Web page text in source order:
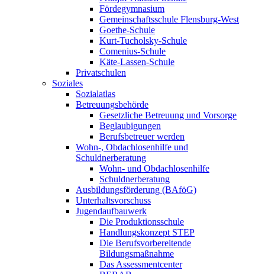
Fördegymnasium
Gemeinschaftsschule Flensburg-West
Goethe-Schule
Kurt-Tucholsky-Schule
Comenius-Schule
Käte-Lassen-Schule
Privatschulen
Soziales
Sozialatlas
Betreuungsbehörde
Gesetzliche Betreuung und Vorsorge
Beglaubigungen
Berufsbetreuer werden
Wohn-, Obdachlosenhilfe und
Schuldnerberatung
Wohn- und Obdachlosenhilfe
Schuldnerberatung
Ausbildungsförderung (BAföG)
Unterhaltsvorschuss
Jugendaufbauwerk
Die Produktionsschule
Handlungskonzept STEP
Die Berufsvorbereitende
Bildungsmaßnahme
Das Assessmentcenter